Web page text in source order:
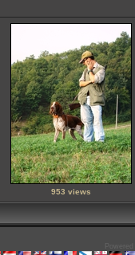
953 views